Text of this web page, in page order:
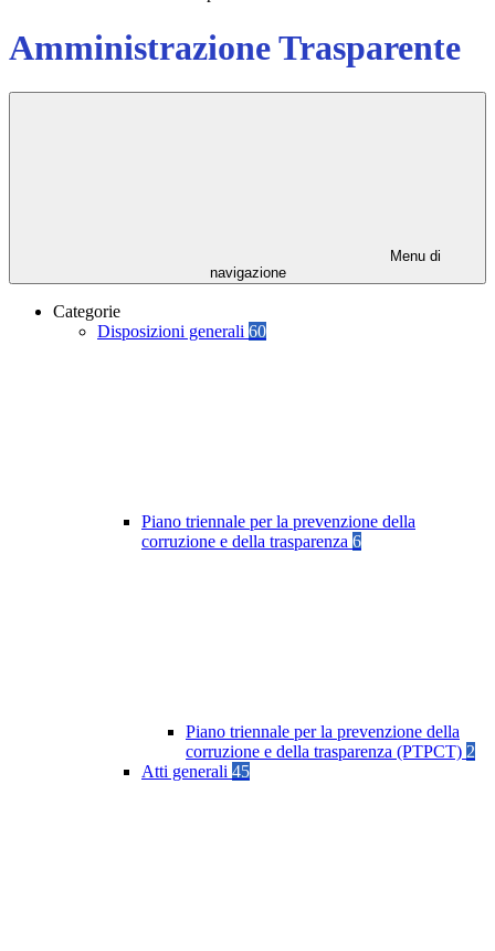
Amministrazione Trasparente
Menu di
navigazione
Categorie
Disposizioni generali 60
Piano triennale per la prevenzione della
corruzione e della trasparenza 6
Piano triennale per la prevenzione della
corruzione e della trasparenza (PTPCT) 2
Atti generali 45